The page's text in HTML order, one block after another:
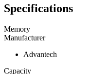
Specifications
Memory
Manufacturer
Advantech
Capacity